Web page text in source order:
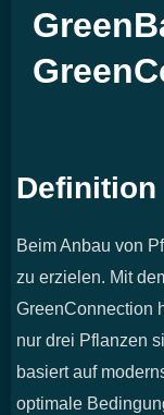
Beim Anbau von
zu erzielen. Mit
GreenConnection
nur drei Pflanzen
basiert auf
optimale